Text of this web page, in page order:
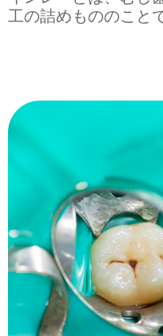
工の詰めもののこと